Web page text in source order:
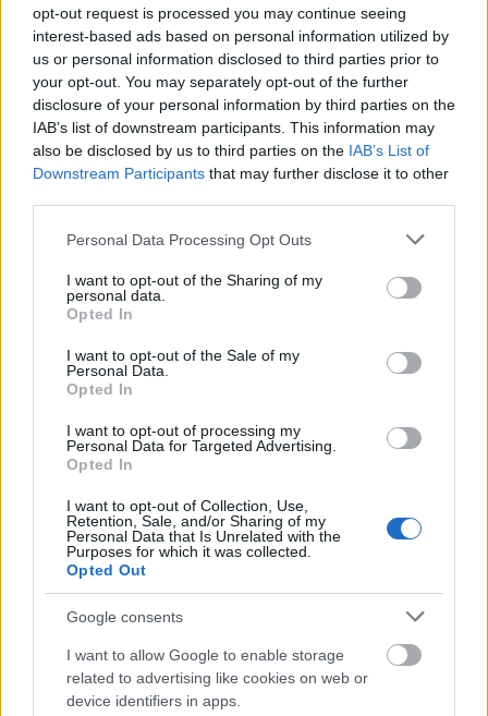
opt-out request is processed you may continue seeing
interest-based ads based on personal information utilized by
us or personal information disclosed to third parties prior to
your opt-out. You may separately opt-out of the further
disclosure of your personal information by third parties on the
IAB’s list of downstream participants. This information may
also be disclosed by us to third parties on the IAB’s List of
Downstream Participants that may further disclose it to other
Please note that this website/app uses one or more Google
not limited to your visit or usage behaviour. You may click to
grant or deny consent to Google and its third-party tags to
use your data for below specified purposes in below Google
consent section.
Personal Data Processing Opt Outs
I want to opt-out of the Sharing of my
personal data.
Opted In
I want to opt-out of the Sale of my
Personal Data.
Opted In
I want to opt-out of processing my
Personal Data for Targeted Advertising.
Opted In
I want to opt-out of Collection, Use,
Retention, Sale, and/or Sharing of my
Personal Data that Is Unrelated with the
Purposes for which it was collected.
Opted Out
Google consents
I want to allow Google to enable storage
related to advertising like cookies on web or
device identifiers in apps.
Πηγή: ΑΠΕ-ΜΠΕ